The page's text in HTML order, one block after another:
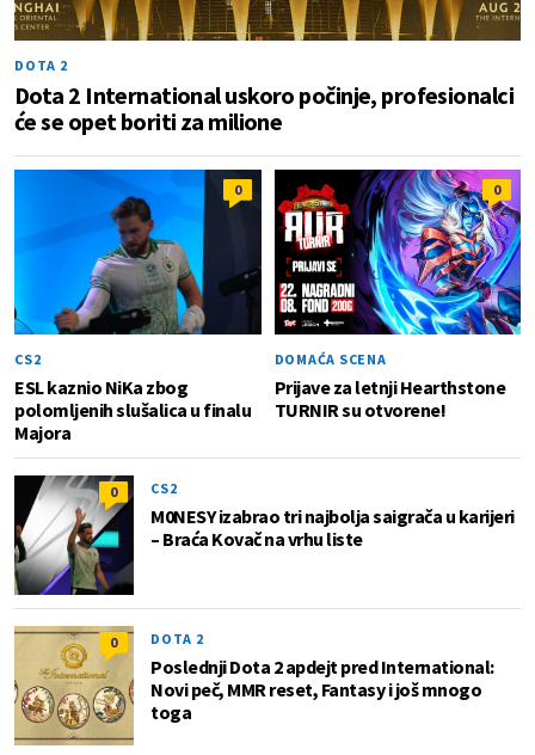
DOTA 2
Dota 2 International uskoro počinje, profesionalci
će se opet boriti za milione
0
CS2
ESL kaznio NiKa zbog
polomljenih slušalica u finalu
Majora
0
DOMAĆA SCENA
Prijave za letnji Hearthstone
TURNIR su otvorene!
0 CS2
M0NESY izabrao tri najbolja saigrača u karijeri
– Braća Kovač na vrhu liste
0 DOTA 2
Poslednji Dota 2 apdejt pred International:
Novi peč, MMR reset, Fantasy i još mnogo
toga